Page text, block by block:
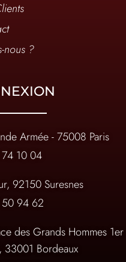
nous ?
Armée - 75008 Paris
10 04
92150 Suresnes
94 62
des Grands Hommes 1er
33001 Bordeaux